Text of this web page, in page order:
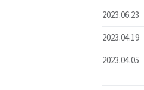
2023.06.23
2023.04.19
2023.04.05